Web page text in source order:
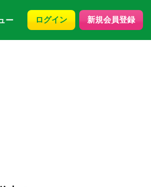
ー ログイン 新規会員登録